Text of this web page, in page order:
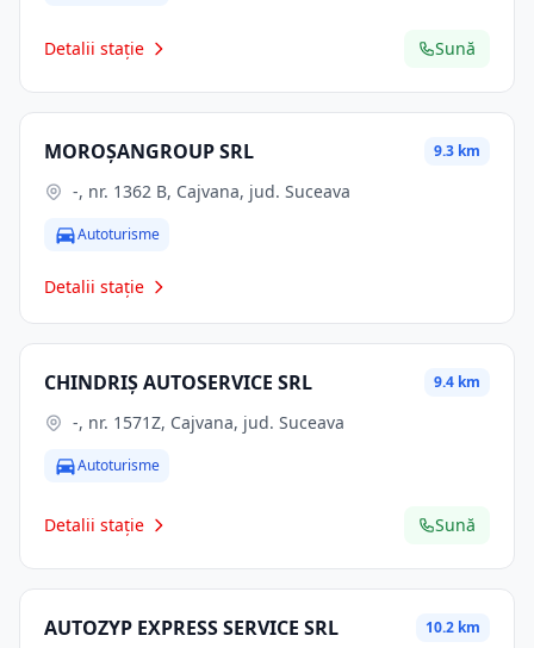
Detalii stație Sună
MOROŞANGROUP SRL 9.3 km
-, nr. 1362 B, Cajvana, jud. Suceava
Autoturisme
Detalii stație
CHINDRIȘ AUTOSERVICE SRL 9.4 km
-, nr. 1571Z, Cajvana, jud. Suceava
Autoturisme
Detalii stație Sună
AUTOZYP EXPRESS SERVICE SRL 10.2 km